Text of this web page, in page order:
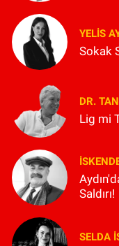
YELIS
Sokak
DR.
Lig mi
Saldırı!
SELDA